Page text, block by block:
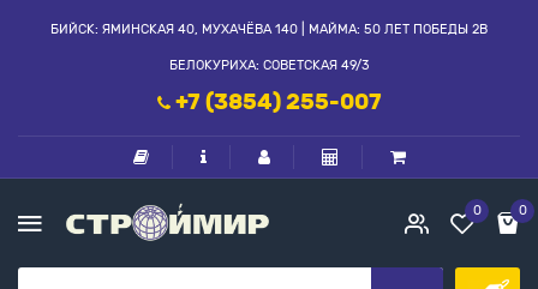
БИЙСК: ЯМИНСКАЯ 40, МУХАЧЁВА 140 | МАЙМА: 50 ЛЕТ ПОБЕДЫ 2В
БЕЛОКУРИХА: СОВЕТСКАЯ 49/3
+7 (3854) 255-007
0 0